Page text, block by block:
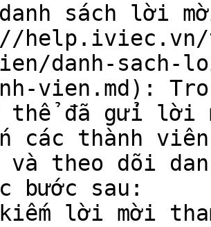
sách lời
help.iviec.vn/
danh-sach-
vien.md):
thể đã gửi lời
các thành
và theo dõi
bước sau:
lời mời